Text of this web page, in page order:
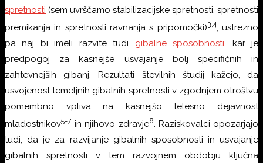
spretnosti (sem uvrščamo stabilizacijske spretnosti, spretnosti
premikanja in spretnosti ravnanja s pripomočki)3,4, ustrezno
pa naj bi imeli razvite tudi gibalne sposobnosti, kar je
predpogoj za kasnejše usvajanje bolj specifičnih in
zahtevnejših gibanj. Rezultati številnih študij kažejo, da
usvojenost temeljnih gibalnih spretnosti v zgodnjem otroštvu
pomembno vpliva na kasnejšo telesno dejavnost
mladostnikov5-7 in njihovo zdravje8. Raziskovalci opozarjajo
tudi, da je za razvijanje gibalnih sposobnosti in usvajanje
gibalnih spretnosti v tem razvojnem obdobju ključna